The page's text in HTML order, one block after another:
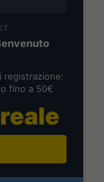
registrazione:
fino a 50€